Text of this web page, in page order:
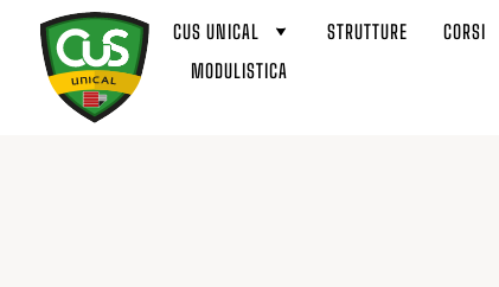
CUS UNICAL STRUTTURE CORSI
MODULISTICA